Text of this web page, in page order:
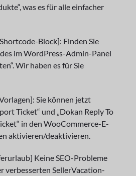
was es für alle einfacher
Block]: Finden Sie
im WordPress-Admin-Panel
Wir haben es für Sie
Sie können jetzt
Ticket“ und „Dokan Reply To
in den WooCommerce-E-
aktivieren/deaktivieren.
Keine SEO-Probleme
verbesserten SellerVacation-